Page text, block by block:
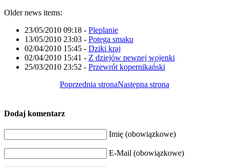
Older news items:
23/05/2010 09:18 - Pleplanie
13/05/2010 23:03 - Potęga smaku
02/04/2010 15:45 - Dziki kraj
02/04/2010 15:41 - Z dziejów pewnej wojenki
25/03/2010 23:52 - Przewrót kopernikański
Poprzednia stronaNastępna strona
Dodaj komentarz
Imię (obowiązkowe)
E-Mail (obowiązkowe)